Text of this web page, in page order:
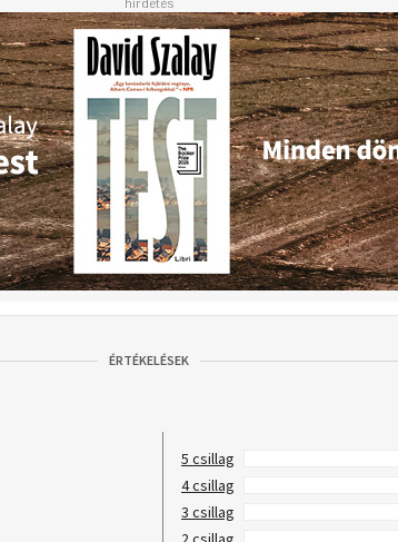
ÉRTÉKELÉSEK
5 csillag
4 csillag
3 csillag